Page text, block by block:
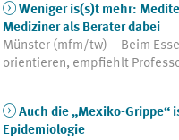
Weniger is(s)t mehr:
Mediziner als Berater dabei
Münster (mfm/tw) – Beim
orientieren, empfiehlt
Auch die „Mexiko-Grippe“
Epidemiologie